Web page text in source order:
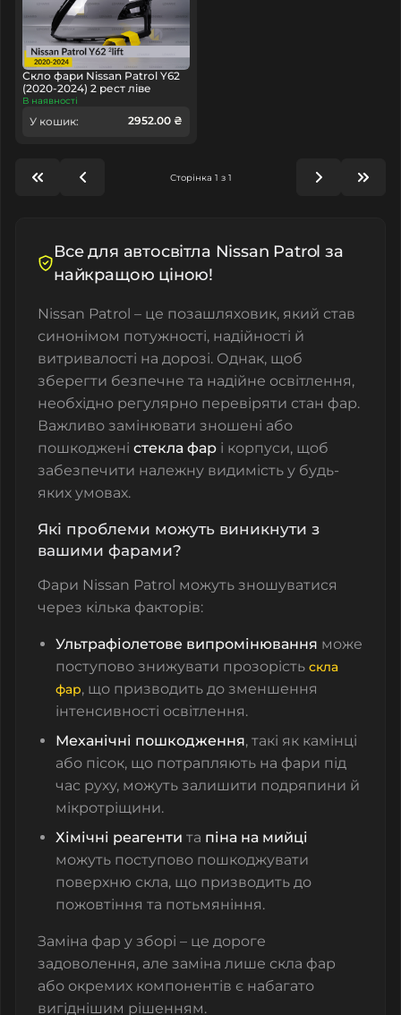
Скло фари Nissan Patrol Y62
(2020-2024) 2 рест ліве
В наявності
У кошик: 2952.00 ₴
Сторінка 1 з 1
Все для автосвітла Nissan Patrol за
найкращою ціною!
Nissan Patrol – це позашляховик, який став
синонімом потужності, надійності й
витривалості на дорозі. Однак, щоб
зберегти безпечне та надійне освітлення,
необхідно регулярно перевіряти стан фар.
Важливо замінювати зношені або
пошкоджені стекла фар і корпуси, щоб
забезпечити належну видимість у будь-
яких умовах.
Які проблеми можуть виникнути з
вашими фарами?
Фари Nissan Patrol можуть зношуватися
через кілька факторів:
Ультрафіолетове випромінювання може
поступово знижувати прозорість скла
фар, що призводить до зменшення
інтенсивності освітлення.
Механічні пошкодження, такі як камінці
або пісок, що потрапляють на фари під
час руху, можуть залишити подряпини й
мікротріщини.
Хімічні реагенти та піна на мийці
можуть поступово пошкоджувати
поверхню скла, що призводить до
пожовтіння та потьмяніння.
Заміна фар у зборі – це дороге
задоволення, але заміна лише скла фар
або окремих компонентів є набагато
вигіднішим рішенням.